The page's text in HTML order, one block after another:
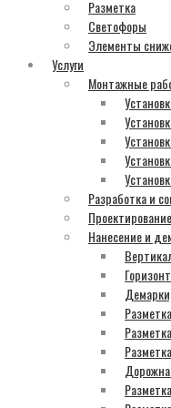
Разметка
Светофоры
Элементы
Услуги
Монтажные
Разработка и
Нанесение и